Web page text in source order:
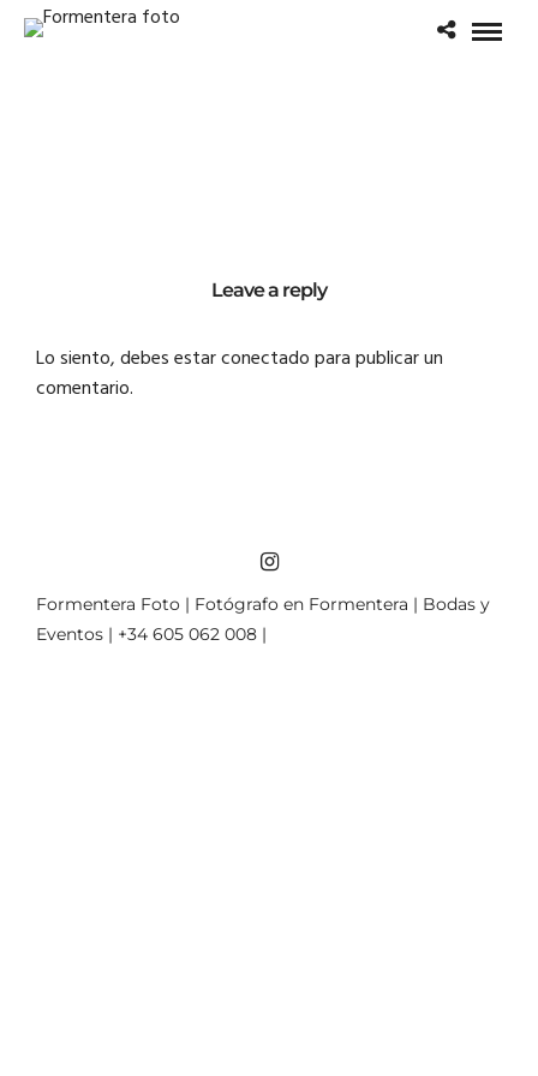
Leave a reply
Lo siento, debes estarconectadopara publicar un
comentario.
Formentera Foto | Fotógrafo en Formentera | Bodas y
Eventos | +34 605 062 008 |